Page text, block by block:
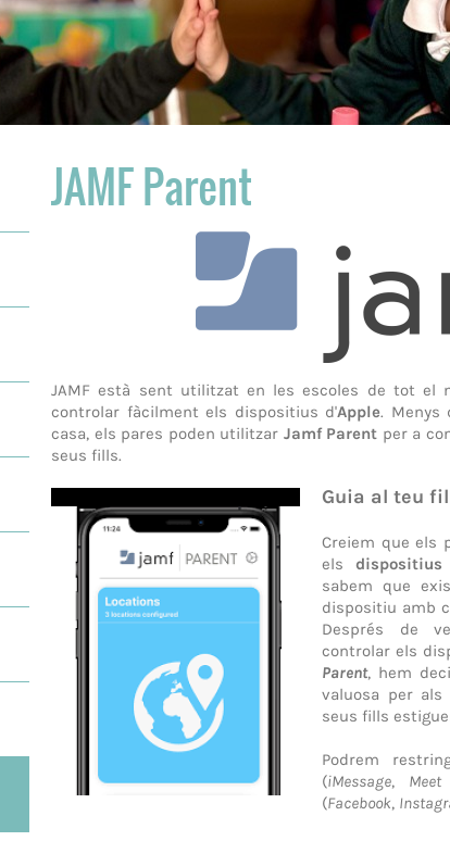
JAMF Parent
JAMF està sent utilitzat en les escoles de tot el
controlar fàcilment els dispositius d'Apple. Menys
casa, els pares poden utilitzar Jamf Parent per a
seus fills.
Guia al teu
Creiem que els
els dispositius
sabem que
dispositiu amb
Després de
controlar els
Parent, hem
valuosa per
seus fills
Podrem
(iMessage, Meet
(Facebook,